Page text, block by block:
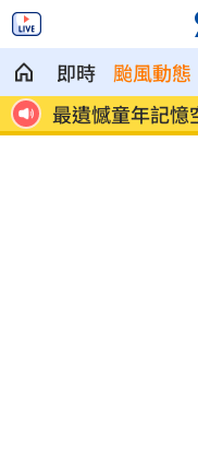
即時 颱風動態
趨
最遺憾童年記
事